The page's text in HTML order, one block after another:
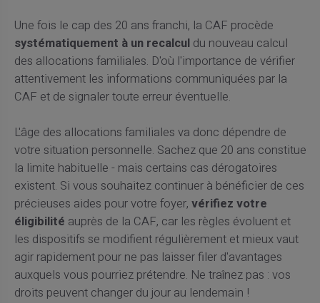
Une fois le cap des 20 ans franchi, la CAF procède
systématiquement à un recalculdu nouveau calcul
des allocations familiales. D'où l'importance de vérifier
attentivement les informations communiquées par la
CAF et de signaler toute erreur éventuelle.
L'âge des allocations familiales va donc dépendre de
votre situation personnelle. Sachez que 20 ans constitue
la limite habituelle - mais certains cas dérogatoires
existent. Si vous souhaitez continuer à bénéficier de ces
précieuses aides pour votre foyer, vérifiez votre
éligibilité auprès de la CAF, car les règles évoluent et
les dispositifs se modifient régulièrement et mieux vaut
agir rapidement pour ne pas laisser filer d'avantages
auxquels vous pourriez prétendre. Ne traînez pas : vos
droits peuvent changer du jour au lendemain !